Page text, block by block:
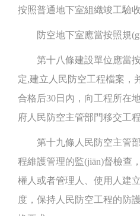
按照普通地下室組織竣工驗收
防空地下室應當按照規
第十八條建設單位應當按
定,建立人民防空工程檔案，
合格后30日內，向工程所
府人民防空主管部門移交工程檔案
第十九條人民防空主管部
程維護管理的監(jiān)督檢查
權人或者管理人、使用人建
度，保持人民防空工程的防護